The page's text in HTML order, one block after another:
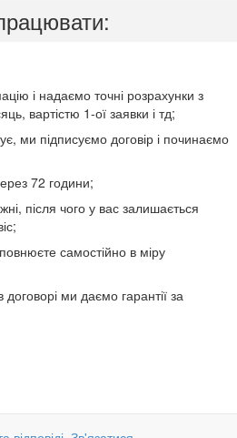
і надаємо точні розрахунки з
вартістю 1-ої заявки і тд;
ми підписуємо договір і починаємо
72 години;
після чого у вас залишається
самостійно в міру
ми даємо гарантії за